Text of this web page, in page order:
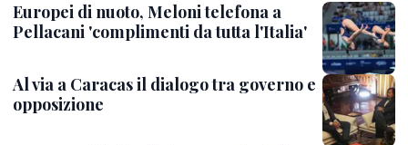
Europei di nuoto, Meloni telefona a
Pellacani 'complimenti da tutta l'Italia'
Al via a Caracas il dialogo tra governo e
opposizione